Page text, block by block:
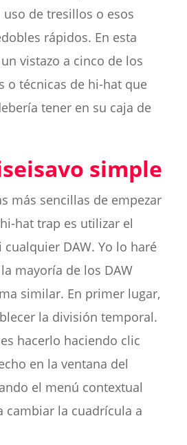
uso de tresillos o esos
rápidos. En esta
vistazo a cinco de los
o técnicas de hi-hat que
tener en su caja de
simple
más sencillas de empezar
hat trap es utilizar el
DAW. Yo lo haré
mayoría de los DAW
similar. En primer lugar,
la división temporal.
hacerlo haciendo clic
en la ventana del
el menú contextual
cambiar la cuadrícula a